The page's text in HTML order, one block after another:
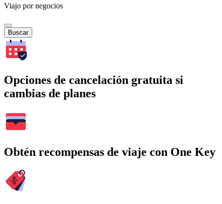
Viajo por negocios
Buscar
Opciones de cancelación gratuita si
cambias de planes
Obtén recompensas de viaje con One Key